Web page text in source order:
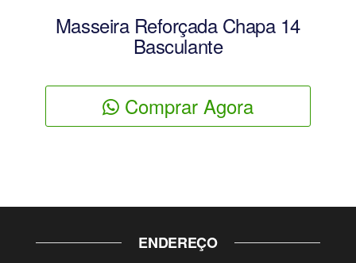
Masseira Reforçada Chapa 14
Basculante
Comprar Agora
ENDEREÇO